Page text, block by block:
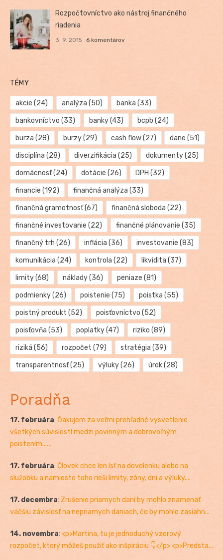
Rozpočtovníctvo ako nástroj finančného
riadenia
3. 9. 2015 6 komentárov
TÉMY
akcie (24) analýza (50) banka (33)
bankovníctvo (33) banky(43) bcpb (24)
burza (28) burzy(29) cash flow(27) dane (51)
disciplína (28) diverzifikácia (25) dokumenty(25)
domácnosť(24) dotácie (26) DPH (32)
financie (192) finančná analýza (33)
finančná gramotnosť(67) finančná sloboda (22)
finančné investovanie (22) finančné plánovanie (35)
finančný trh (26) inflácia (36) investovanie (83)
komunikácia (24) kontrola (22) likvidita (37)
limity(68) náklady(36) peniaze (81)
podmienky(26) poistenie (75) poistka (55)
poistný produkt (52) poisťovníctvo (52)
poisťovňa (53) poplatky(47) riziko (89)
riziká (56) rozpočet (79) stratégia (39)
transparentnosť(25) výluky(26) úrok(28)
Poradňa
17. februára: Ďakujem za veľmi prehľadné vysvetlenie
všetkých súvislostí medzi povinným a dobrovoľným
poistením......
17. februára: Človek chce len ísť na dovolenku alebo na
služobku a namiesto toho rieši limity, zóny, dni a výluky....
17. decembra: Zrušenie priamych daní by mohlo znamenať
väčšiu závislosť na nepriamych daniach, čo by mohlo zasiahn...
14. novembra: <p>Martina, tu je jednoduchý vzorový
rozpočet, ktorý môžeš použiť ako inšpiráciu 👇</p> <p>Predsta...